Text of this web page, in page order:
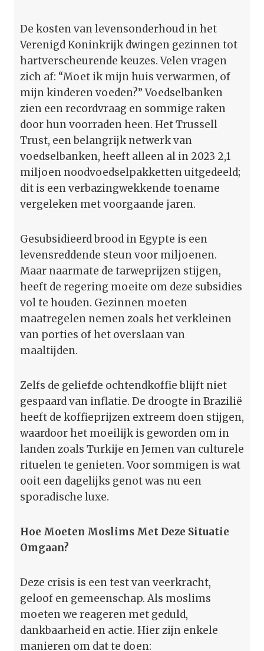
De kosten van levensonderhoud in het
Verenigd Koninkrijk dwingen gezinnen tot
hartverscheurende keuzes. Velen vragen
zich af: “Moet ik mijn huis verwarmen, of
mijn kinderen voeden?” Voedselbanken
zien een recordvraag en sommige raken
door hun voorraden heen. Het Trussell
Trust, een belangrijk netwerk van
voedselbanken, heeft alleen al in 2023 2,1
miljoen noodvoedselpakketten uitgedeeld;
dit is een verbazingwekkende toename
vergeleken met voorgaande jaren.
Gesubsidieerd brood in Egypte is een
levensreddende steun voor miljoenen.
Maar naarmate de tarweprijzen stijgen,
heeft de regering moeite om deze subsidies
vol te houden. Gezinnen moeten
maatregelen nemen zoals het verkleinen
van porties of het overslaan van
maaltijden.
Zelfs de geliefde ochtendkoffie blijft niet
gespaard van inflatie. De droogte in Brazilië
heeft de koffieprijzen extreem doen stijgen,
waardoor het moeilijk is geworden om in
landen zoals Turkije en Jemen van culturele
rituelen te genieten. Voor sommigen is wat
ooit een dagelijks genot was nu een
sporadische luxe.
Hoe Moeten Moslims Met Deze Situatie
Omgaan?
Deze crisis is een test van veerkracht,
geloof en gemeenschap. Als moslims
moeten we reageren met geduld,
dankbaarheid en actie. Hier zijn enkele
manieren om dat te doen: